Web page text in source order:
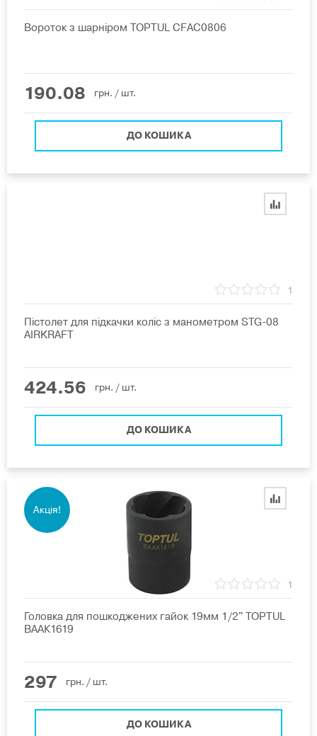
Вороток з шарніром TOPTUL CFAC0806
190.08 грн. / шт.
ДО КОШИКА
1
Пістолет для підкачки коліс з манометром STG-08
AIRKRAFT
424.56 грн. / шт.
ДО КОШИКА
Акція!
1
Головка для пошкоджених гайок 19мм 1/2" TOPTUL
BAAК1619
297 грн. / шт.
ДО КОШИКА